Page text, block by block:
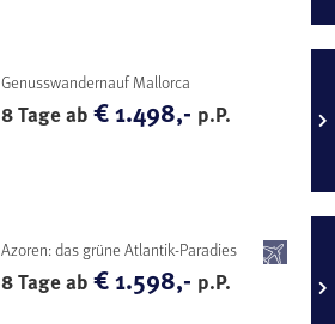
Genusswandernauf Mallorca
8 Tage ab€ 1.498,- p.P.
Azoren: das grüne Atlantik-Paradies
8 Tage ab€ 1.598,- p.P.